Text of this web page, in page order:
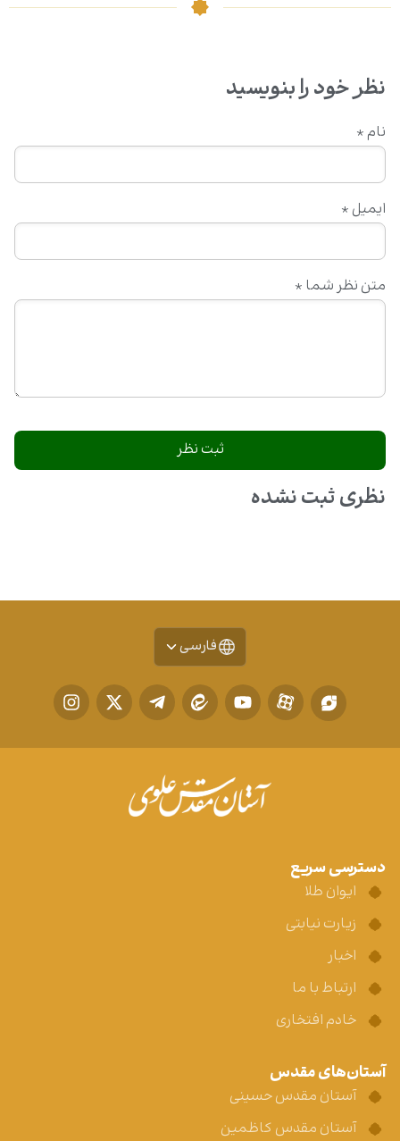
نظر خود را بنویسید
متن نظر شما *
نام *
ایمیل *
نظری ثبت نشده
فارسی
دسترسی سریع
ایوان طلا
زیارت نیابتی
اخبار
ارتباط با ما
خادم افتخاری
آستان‌های مقدس
آستان مقدس حسینی
آستان مقدس کاظمین